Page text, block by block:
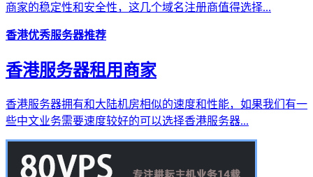
商家的稳定性和安全性，这几个域名注册商值得选择...
香港优秀服务器推荐
香港服务器租用商家
香港服务器拥有和大陆机房相似的速度和性能，如果我们有一
些中文业务需要速度较好的可以选择香港服务器...